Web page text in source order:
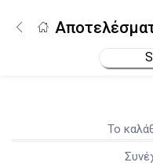
Σύνδεση
Το